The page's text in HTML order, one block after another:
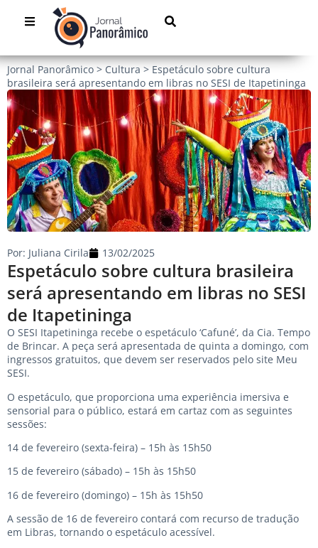
Jornal Panorâmico > Cultura > Espetáculo sobre cultura
brasileira será apresentando em libras no SESI de Itapetininga
Espetáculo sobre cultura brasileira
será apresentando em libras no SESI
de Itapetininga
Por: Juliana Cirila 13/02/2025
O SESI Itapetininga recebe o espetáculo ‘Cafuné’, da Cia. Tempo
de Brincar. A peça será apresentada de quinta a domingo, com
ingressos gratuitos, que devem ser reservados pelo site Meu
SESI.
O espetáculo, que proporciona uma experiência imersiva e
sensorial para o público, estará em cartaz com as seguintes
sessões:
14 de fevereiro (sexta-feira) – 15h às 15h50
15 de fevereiro (sábado) – 15h às 15h50
16 de fevereiro (domingo) – 15h às 15h50
A sessão de 16 de fevereiro contará com recurso de tradução
em Libras, tornando o espetáculo acessível.